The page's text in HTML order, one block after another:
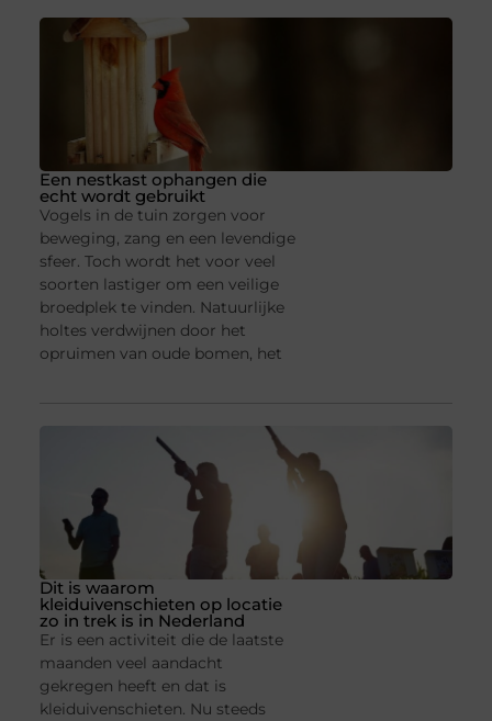
Een nestkast ophangen die
echt wordt gebruikt
Vogels in de tuin zorgen voor
beweging, zang en een levendige
sfeer. Toch wordt het voor veel
soorten lastiger om een veilige
broedplek te vinden. Natuurlijke
holtes verdwijnen door het
opruimen van oude bomen, het
Dit is waarom
kleiduivenschieten op locatie
zo in trek is in Nederland
Er is een activiteit die de laatste
maanden veel aandacht
gekregen heeft en dat is
kleiduivenschieten. Nu steeds